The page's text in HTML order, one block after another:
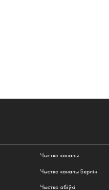
Чыстка канапы
Чыстка канапы Берлін
Чыстка абіўкі